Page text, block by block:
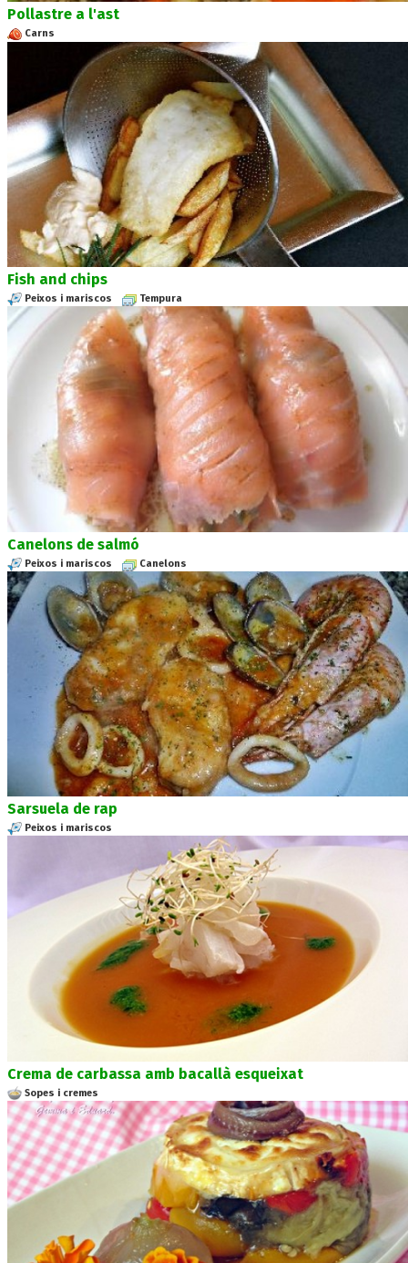
Pollastre a l'ast
Carns
Fish and chips
Peixos i mariscos Tempura
Canelons de salmó
Peixos i mariscos Canelons
Sarsuela de rap
Peixos i mariscos
Crema de carbassa amb bacallà esqueixat
Sopes i cremes